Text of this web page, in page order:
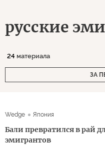
русские
24 материала
ЗА
Wedge Япония
Бали превратился в рай
эмигрантов